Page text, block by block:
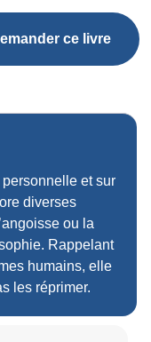
ce livre
personnelle et sur
diverses
ou la
Rappelant
humains, elle
les réprimer.